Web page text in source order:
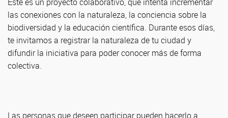
las conexiones con la naturaleza, la conciencia sobre la
biodiversidad y la educación científica. Durante esos días,
te invitamos a registrar la naturaleza de tu ciudad y
difundir la iniciativa para poder conocer más de forma
colectiva.
Las personas que deseen participar pueden hacerlo a